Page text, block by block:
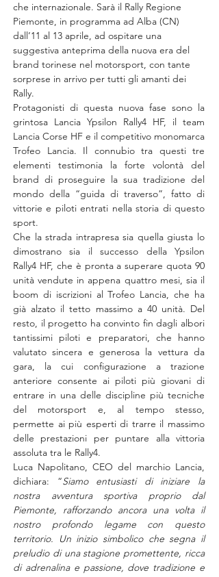
che internazionale. Sarà il Rally Regione
Piemonte, in programma ad Alba (CN)
dall’11 al 13 aprile, ad ospitare una
suggestiva anteprima della nuova era del
brand torinese nel motorsport, con tante
sorprese in arrivo per tutti gli amanti dei
Rally.
Protagonisti di questa nuova fase sono la
grintosa Lancia Ypsilon Rally4 HF, il team
Lancia Corse HF e il competitivo monomarca
Trofeo Lancia. Il connubio tra questi tre
elementi testimonia la forte volontà del
brand di proseguire la sua tradizione del
mondo della “guida di traverso”, fatto di
vittorie e piloti entrati nella storia di questo
sport.
Che la strada intrapresa sia quella giusta lo
dimostrano sia il successo della Ypsilon
Rally4 HF, che è pronta a superare quota 90
unità vendute in appena quattro mesi, sia il
boom di iscrizioni al Trofeo Lancia, che ha
già alzato il tetto massimo a 40 unità. Del
resto, il progetto ha convinto fin dagli albori
tantissimi piloti e preparatori, che hanno
valutato sincera e generosa la vettura da
gara, la cui configurazione a trazione
anteriore consente ai piloti più giovani di
entrare in una delle discipline più tecniche
del motorsport e, al tempo stesso,
permette ai più esperti di trarre il massimo
delle prestazioni per puntare alla vittoria
assoluta tra le Rally4.
Luca Napolitano, CEO del marchio Lancia,
dichiara: “Siamo entusiasti di iniziare la
nostra avventura sportiva proprio dal
Piemonte, rafforzando ancora una volta il
nostro profondo legame con questo
territorio. Un inizio simbolico che segna il
preludio di una stagione promettente, ricca
di adrenalina e passione, dove tradizione e